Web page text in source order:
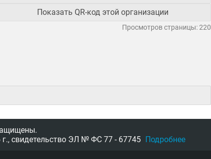
Показать QR-код этой организации
Просмотров страницы: 220
свидетельство ЭЛ № ФС 77 - 67745 Подробнее